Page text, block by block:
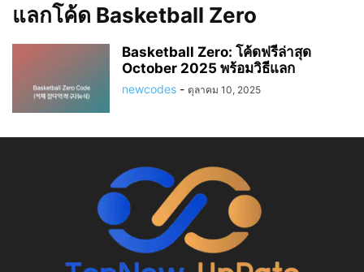
แลกโค้ด Basketball Zero
Basketball Zero: โค้ดฟรีล่าสุด
October 2025 พร้อมวิธีแลก
newcodes - ตุลาคม 10, 2025